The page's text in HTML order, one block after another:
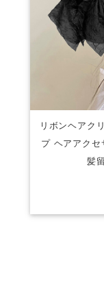
リボンヘアク
プ ヘアアク
髪